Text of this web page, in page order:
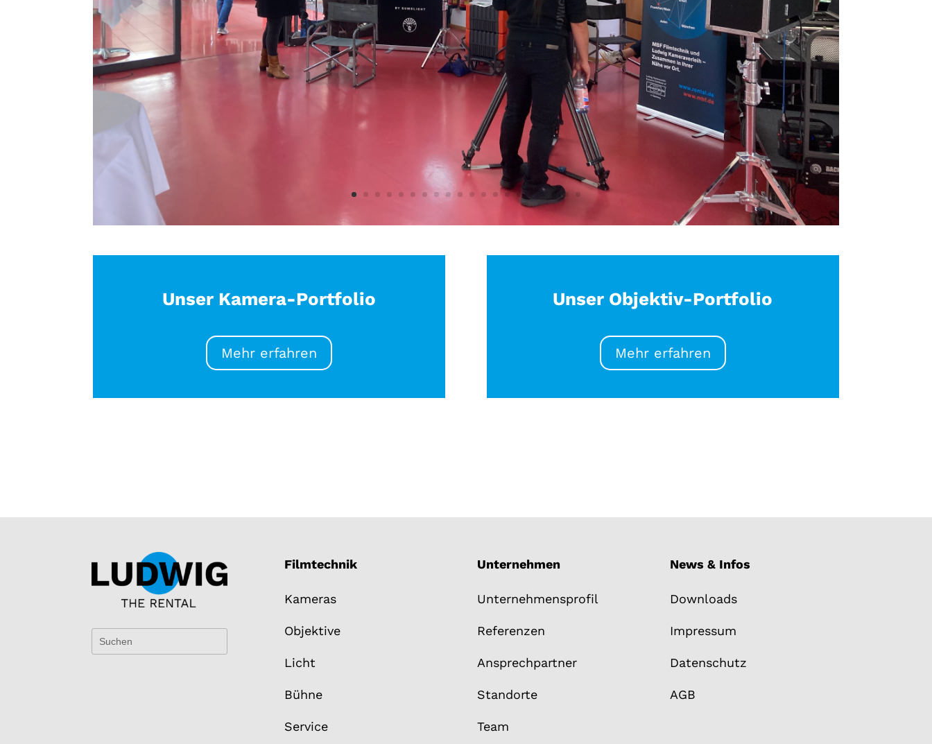
Unser Kamera-Portfolio
Mehr erfahren
Unser Objektiv-Portfolio
Mehr erfahren
Filmtechnik
Kameras
Objektive
Licht
Bühne
Service
Unternehmen
Unternehmensprofil
Referenzen
Ansprechpartner
Standorte
Team
News & Infos
Downloads
Impressum
Datenschutz
AGB